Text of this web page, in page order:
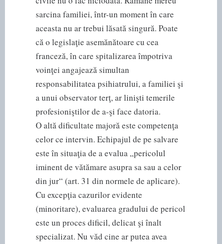
sarcina familiei, într-un moment în care
aceasta nu ar trebui lăsată singură. Poate
că o legislaţie asemănătoare cu cea
franceză, în care spitalizarea împotriva
voinţei angajează simultan
responsabilitatea psihiatrului, a familiei şi
a unui observator terţ, ar linişti temerile
profesioniştilor de a-şi face datoria.
O altă dificultate majoră este competenţa
celor ce intervin. Echipajul de pe salvare
este în situaţia de a evalua „pericolul
iminent de vătămare asupra sa sau a celor
din jur“ (art. 31 din normele de aplicare).
Cu excepţia cazurilor evidente
(minoritare), evaluarea gradului de pericol
este un proces dificil, delicat şi înalt
specializat. Nu văd cine ar putea avea